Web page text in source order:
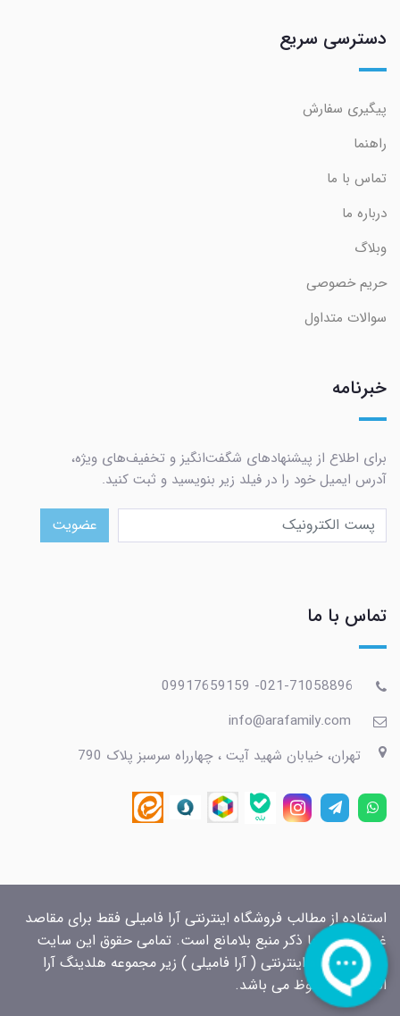
دسترسی سریع
پیگیری سفارش
راهنما
تماس با ما
درباره ما
وبلاگ
حریم خصوصی
سوالات متداول
خبرنامه
برای اطلاع از پیشنهادهای شگفت‌انگیز و تخفیف‌های ویژه،
آدرس ایمیل خود را در فیلد زیر بنویسید و ثبت کنید.
عضویت
تماس با ما
تهران، خیابان شهید آیت ، چهارراه سرسبز پلاک 790
استفاده از مطالب فروشگاه اینترنتی آرا فامیلی فقط برای مقاصد
غیرتجاری و با ذکر منبع بلامانع است. تمامی حقوق این سایت
برای فروشگاه اینترنتی ( آرا فامیلی ) زیر مجموعه هلدینگ آرا
الکتریک محفوظ می باشد.